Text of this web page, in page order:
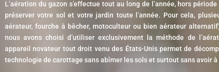
L’aération du gazon s’effectue tout au long de l’année, hors
préserver votre sol et votre jardin toute l’année. Pour cela,
aérateur, fourche à bêcher, motoculteur ou bien aérateur
nous avons choisi d’utiliser exclusivement la méthode de
appareil novateur tout droit venu des États-Unis permet de
technologie de carottage sans abîmer les sols et surtout sans avoir